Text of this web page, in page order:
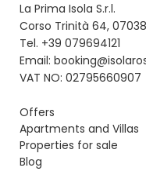
La Prima Isola S.r.l.
Corso Trinità 64,
Tel. +39 079694121
Email:
VAT NO: 02795660907
Offers
Apartments and Villas
Properties for sale
Blog